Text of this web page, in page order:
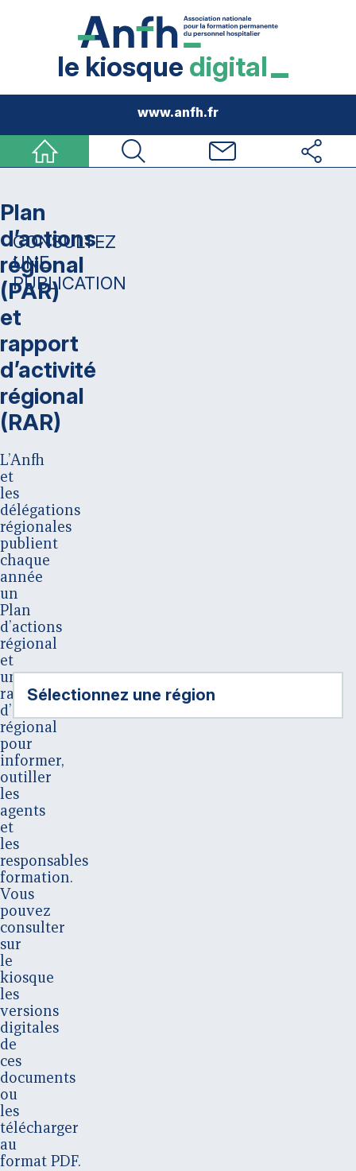
le kiosque digital
www.anfh.fr
Accueil Rechercher Nous contacter Réseaux
Plan
d’actions
régional
(PAR)
et
rapport
d’activité
régional
(RAR)
L’Anfh
et
les
délégations
régionales
publient
chaque
année
un
Plan
d’actions
régional
et
un
rapport
d’activité
régional
pour
informer,
outiller
les
agents
et
les
responsables
formation.
Vous
pouvez
consulter
sur
le
kiosque
les
versions
digitales
de
ces
documents
ou
les
télécharger
au
format PDF.
CONSULTEZ
UNE
PUBLICATION
Sélectionnez une région :